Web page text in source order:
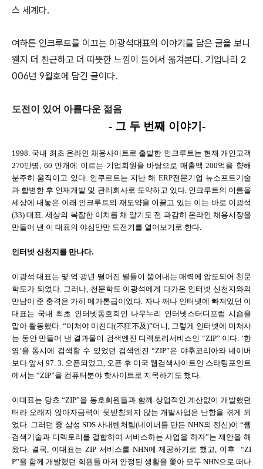
스 세계다.
여하튼 인크루트를 이끄는 이광석대표의 이야기를 담은 글을 보니
웬지 더 친근하고 더 따뜻한 느낌이 들어서 옮겨본다. 기업나라 2
006년 9월호에 담긴 글이다.
도전이 있어 아름다운 젊음
- 그 두 번째 이야기-
1998. 국내 최초 온라인 채용사이트로 출발한 인크루트는 현재 개인고객
270만명, 60 만개에 이르는 기업회원을 바탕으로 매출액 200억을 향해
분주히 움직이고 있다. 인쿠르트는 지난 해 ERP전문기업 뉴소프트기술
과 합병한 후 인재개발 및 관리회사로 도약하고 있다. 인크루트의 이름을
세상에 내놓은 이래 인크루트의 재도약을 이끌고 있는 이는 바로 이광석
(33) 대표. 세상의 복잡한 이치를 채 알기도 전 과감히 온라인 채용시장을
만들어 낸 이 대표의 야심만만 도전기를 열어보기로 한다.
인터넷 신천지를 만나다.
이광석 대표는 몇 억 광년 떨어진 별들이 뿜어내는 매력에 압도되어 천문
학도가 되었다. 그러나, 천문학도 이광석에게 다가온 인터넷 신천지와의
만남이 준 충격은 가히 메가톤급이었다. 자나 깨나 인터넷에 빠져있던 이
대표는 국내 최초 인터넷동호회인 나우누리 인터넷스터디포럼 시숍을
맡아 활동했다. “미쳐야 미친다(不狂不及)”더니, 그렇게 인터넷에 미쳐사
는 동안 만들어 낸 결과물이 검색엔진 디렉토리서비스인 “ZIP” 이다. ‘한
영’을 동시에 검색할 수 있었던 검색엔진 “ZIP”은 야후코리아와 네이버
보다 앞서 97. 3. 오픈되었고, 오픈 후 미국 웹검색사이트인 스타팅포인트
에서는 “ZIP”을 컴퓨터분야 핫사이트로 지목하기도 했다.
이대표는 당초 “ZIP”을 동호회원들과 함께 상업적인 계산없이 개발했던
터라 오래지 않아자금력이 뒷받침되지 않는 개발사업은 난항을 겪게 되
었다. 그러던 중 삼성 SDS 사내벤처팀(네이버를 만든 NHN의 전신)이 “웹
검색기술과 디렉토리를 결합하여 서비스하는 사업을 하자”는 제안을 해
왔다. 결국, 이대표는 ZIP 서비스를 NHN에 제공하기로 했고, 이후 “ZI
P”을 함께 개발했던 회원들 마저 안정된 생활을 쫓아 모두 NHN으로 떠나